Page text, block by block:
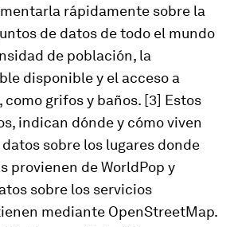
rápidamente sobre la
de datos de todo el mundo
de población, la
disponible y el acceso a
como grifos y baños. [3] Estos
indican dóndey cómoviven
sobre los lugares donde
provienen de WorldPop y
sobre los servicios
mediante OpenStreetMap.